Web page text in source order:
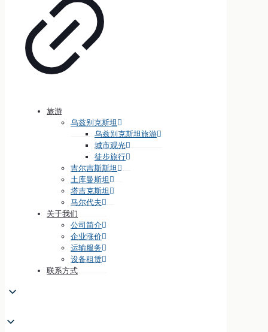
旅游
乌兹别克斯坦
乌兹别克斯坦旅游
城市观光
徒步旅行
吉尔吉斯斯坦
土库曼斯坦
塔吉克斯坦
马尔代夫
关于我们
公司简介
企业涨价
运输服务
设备租赁
联系方式